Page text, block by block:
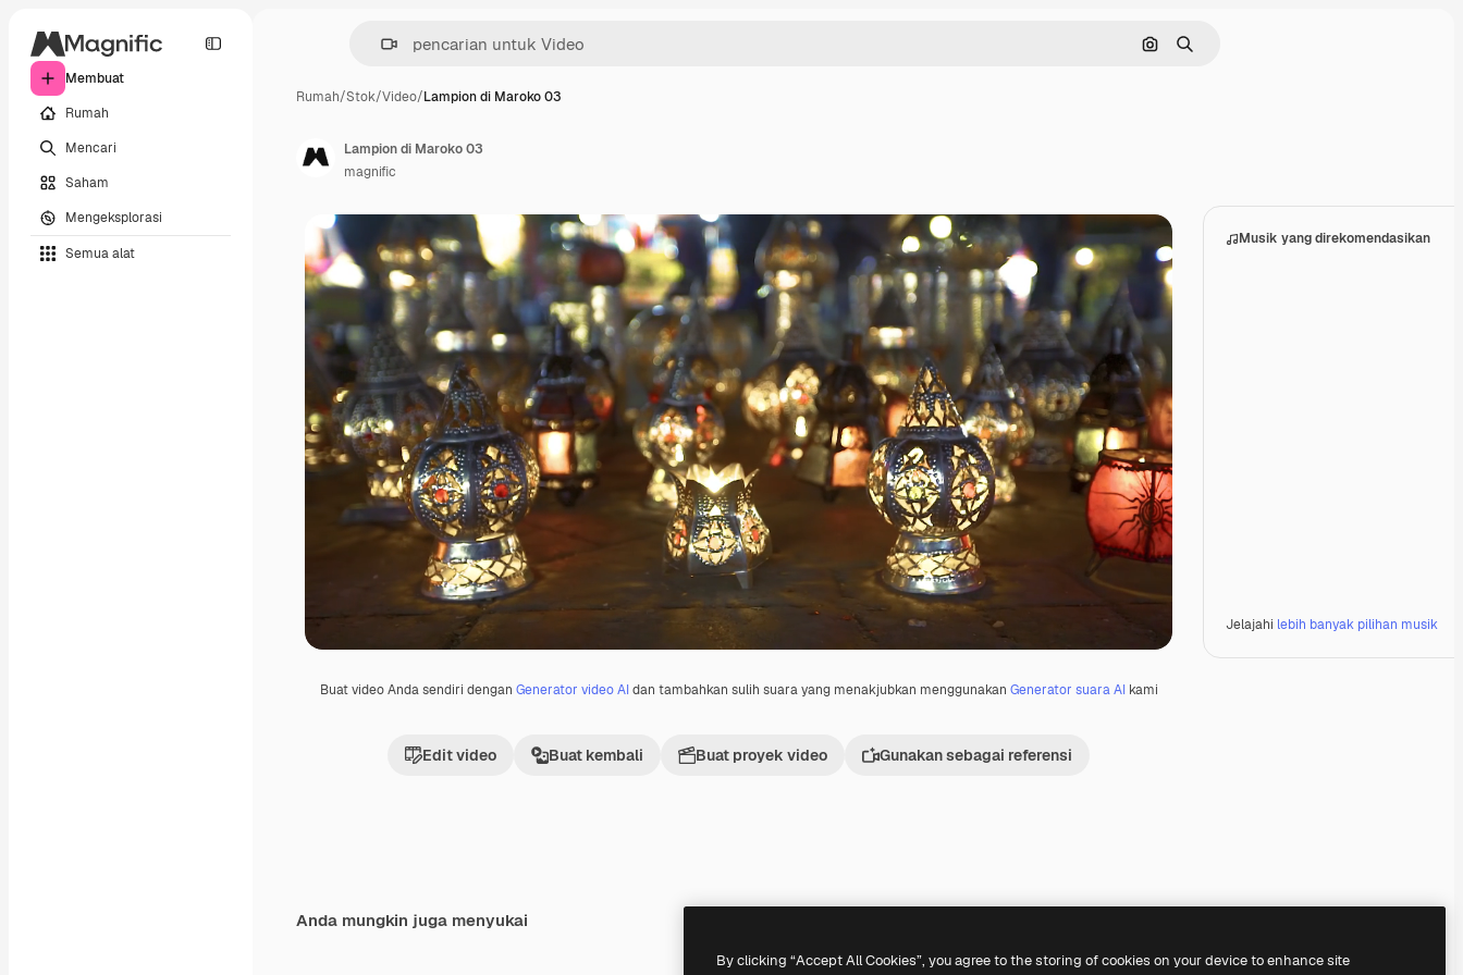
Membuat
Rumah
Mencari
Saham
Mengeksplorasi
Semua alat
Pencarian berdasarkan gambar
Mencari
Rumah/Stok/Video/Lampion di Maroko 03
Buat video Anda sendiri dengan Generator video AIdan tambahkan sulih suara yang menakjubkan menggunakan Generator suara AIkami
Edit video Buat kembali Buat proyek video Gunakan sebagai referensi
Musik yang direkomendasikan
Jelajahi lebih banyak pilihan musik
Lampion di Maroko 03
magnific
Anda mungkin juga menyukai
By clicking “Accept All Cookies”, you agree to the storing of cookies on your device to enhance site